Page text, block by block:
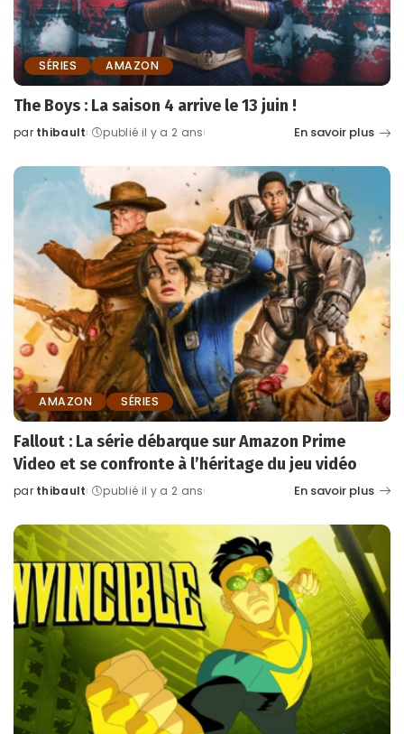
SÉRIES AMAZON
The Boys : La saison 4 arrive le 13 juin !
Posted
par thibault publié il y a 2 ans En savoir plus
AMAZON SÉRIES
Fallout : La série débarque sur Amazon Prime
Video et se confronte à l’héritage du jeu vidéo
Posted
par thibault publié il y a 2 ans En savoir plus